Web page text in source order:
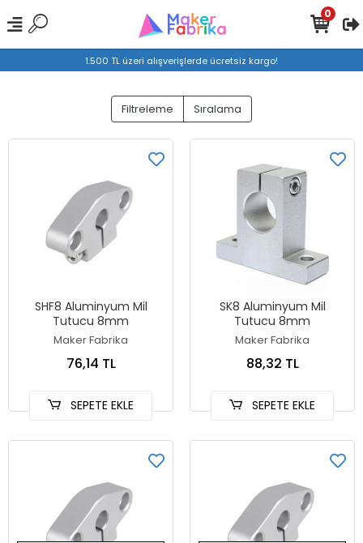
1.500 TL üzeri alışverişlerde ücretsiz kargo!
0
Filtreleme Sıralama
SHF8 Aluminyum Mil
Tutucu 8mm
Maker Fabrika
76,14 TL
SEPETE EKLE
SK8 Aluminyum Mil
Tutucu 8mm
Maker Fabrika
88,32 TL
SEPETE EKLE